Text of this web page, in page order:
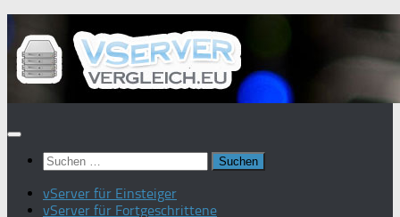
Inhalt
springen
Suchen
nach:
vServer für Einsteiger
vServer für Fortgeschrittene